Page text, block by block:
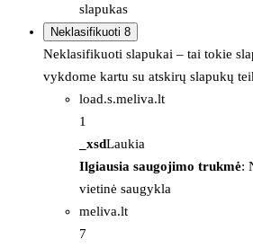
slapukas
Neklasifikuoti 8
Neklasifikuoti slapukai – tai tokie
vykdome kartu su atskirų slapukų
load.s.meliva.lt
1
_xsdLaukia
Ilgiausia saugojimo trukmė:
vietinė saugykla
meliva.lt
7